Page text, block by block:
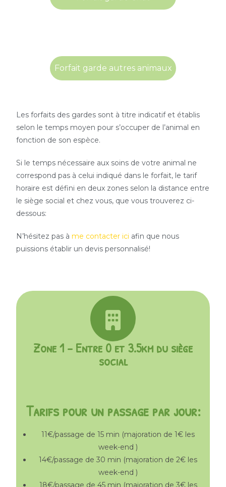
Forfait garde autres animaux
Forfait garde autres animaux
Les forfaits des gardes sont à titre indicatif et établis
selon le temps moyen pour s’occuper de l’animal en
fonction de son espèce.
Si le temps nécessaire aux soins de votre animal ne
correspond pas à celui indiqué dans le forfait, le tarif
horaire est défini en deux zones selon la distance entre
le siège social et chez vous, que vous trouverez ci-
dessous:
N’hésitez pas àme contacter ici afin que nous
puissions établir un devis personnalisé!
Zone 1 - Entre 0 et 3.5km du siège
social
Tarifs pour un passage par jour:
11€/passage de 15 min (majoration de 1€ les
week-end )
14€/passage de 30 min (majoration de 2€ les
week-end )
18€/passage de 45 min (majoration de 3€ les